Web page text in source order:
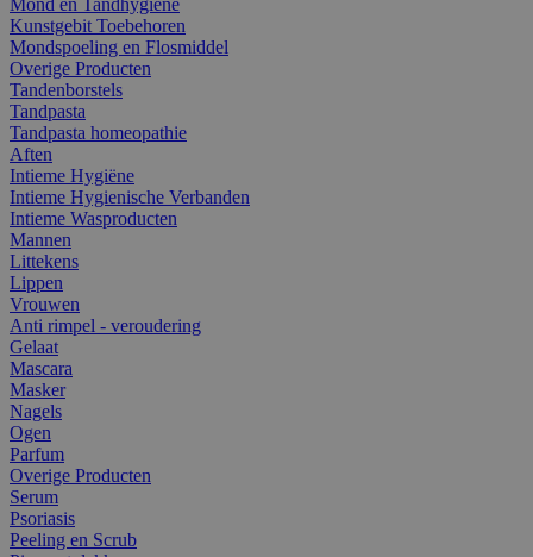
Kunstgebit Toebehoren
Mondspoeling en Flosmiddel
Overige Producten
Tandenborstels
Tandpasta
Tandpasta homeopathie
Aften
Intieme Hygiëne
Intieme Hygienische Verbanden
Intieme Wasproducten
Mannen
Littekens
Lippen
Vrouwen
Anti rimpel - veroudering
Gelaat
Mascara
Masker
Nagels
Ogen
Parfum
Overige Producten
Serum
Psoriasis
Peeling en Scrub